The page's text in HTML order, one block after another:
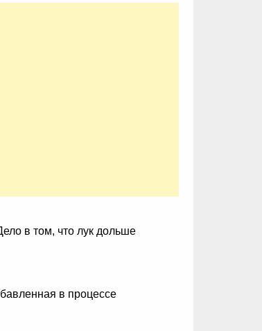
в том, что лук дольше
в процессе